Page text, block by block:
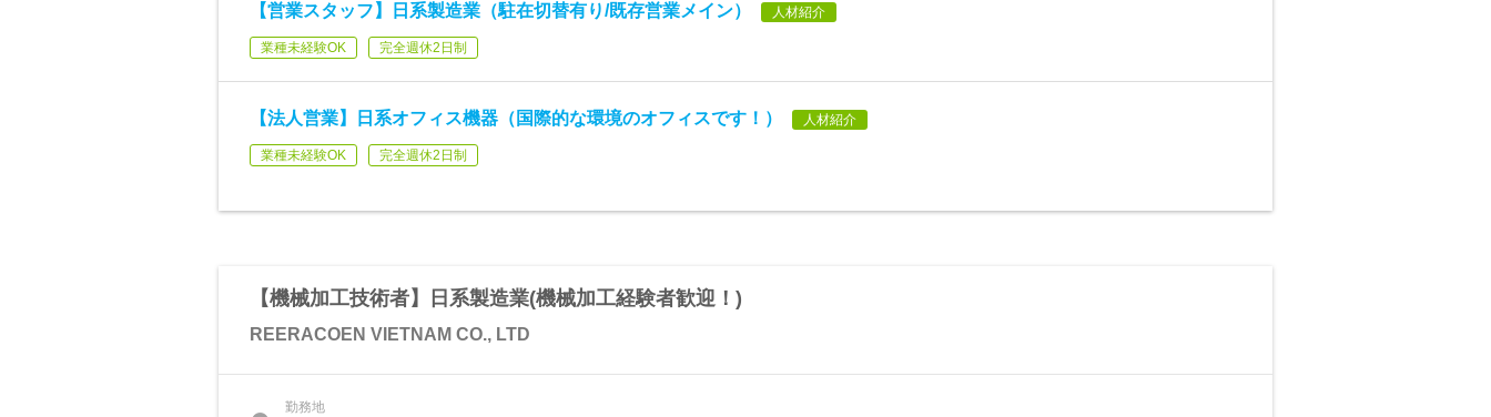
【営業スタッフ】日系製造業（駐在切替有り/既存営業メイン） 人材紹介
業種未経験OK 完全週休2日制
【法人営業】日系オフィス機器（国際的な環境のオフィスです！） 人材紹介
業種未経験OK 完全週休2日制
【機械加工技術者】日系製造業(機械加工経験者歓迎！)
REERACOEN VIETNAM CO., LTD
勤務地